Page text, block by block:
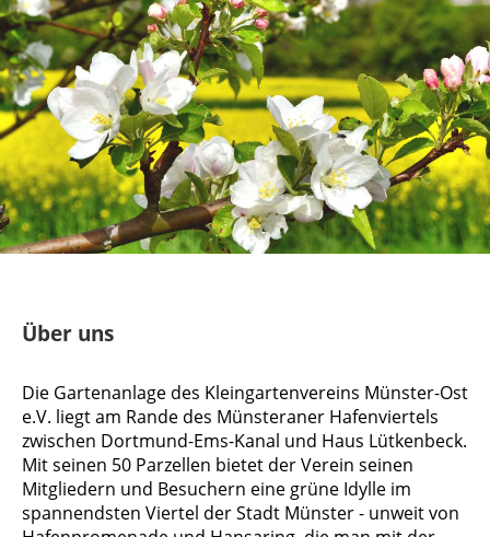
Über uns
Die Gartenanlage des Kleingartenvereins Münster-Ost
e.V. liegt am Rande des Münsteraner Hafenviertels
zwischen Dortmund-Ems-Kanal und Haus Lütkenbeck.
Mit seinen 50 Parzellen bietet der Verein seinen
Mitgliedern und Besuchern eine grüne Idylle im
spannendsten Viertel der Stadt Münster - unweit von